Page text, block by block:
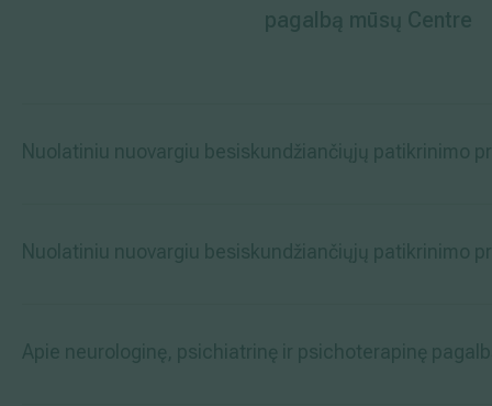
pagalbą mūsų Centre
Nuolatiniu nuovargiu besiskundžiančiųjų patikrinimo
Nuolatiniu nuovargiu besiskundžiančiųjų patikrinimo
Apie neurologinę, psichiatrinę ir psichoterapinę